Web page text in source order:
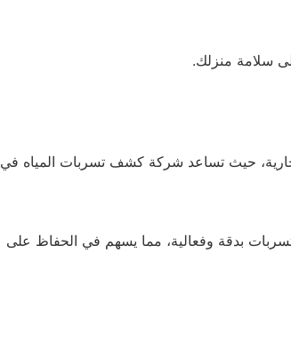
سلامة منزلك.
حيث تساعد شركة كشف تسربات المياه في
بدقة وفعالية، مما يسهم في الحفاظ على